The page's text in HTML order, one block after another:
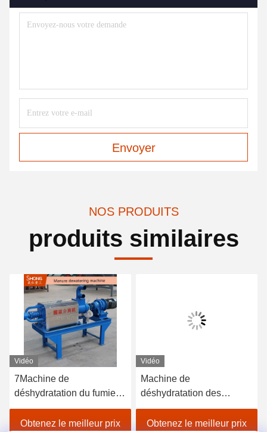
Envoyer
NOS PRODUITS
produits similaires
Vidéo
7Machine de
déshydratation du fumier
de vache à
fonctionnement continu de
Obtenez le meilleur prix
Vidéo
Machine de
déshydratation des
déjections animales en
acier inoxydable avec
Obtenez le meilleur prix